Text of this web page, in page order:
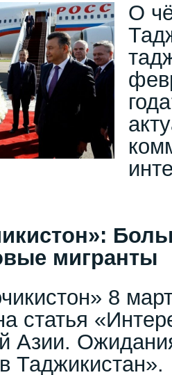
О
мигранты
8
статья
Азии.
Таджикистан».